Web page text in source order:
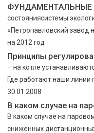
ФУНДАМЕНТАЛЬНЫЕ
состояниясистемы
«Петропавловский завод
на 2012 год
Принципы
– на котле
Где работают наши линии
30.01.2008
В каком случае на
В каком случае на
сниженных